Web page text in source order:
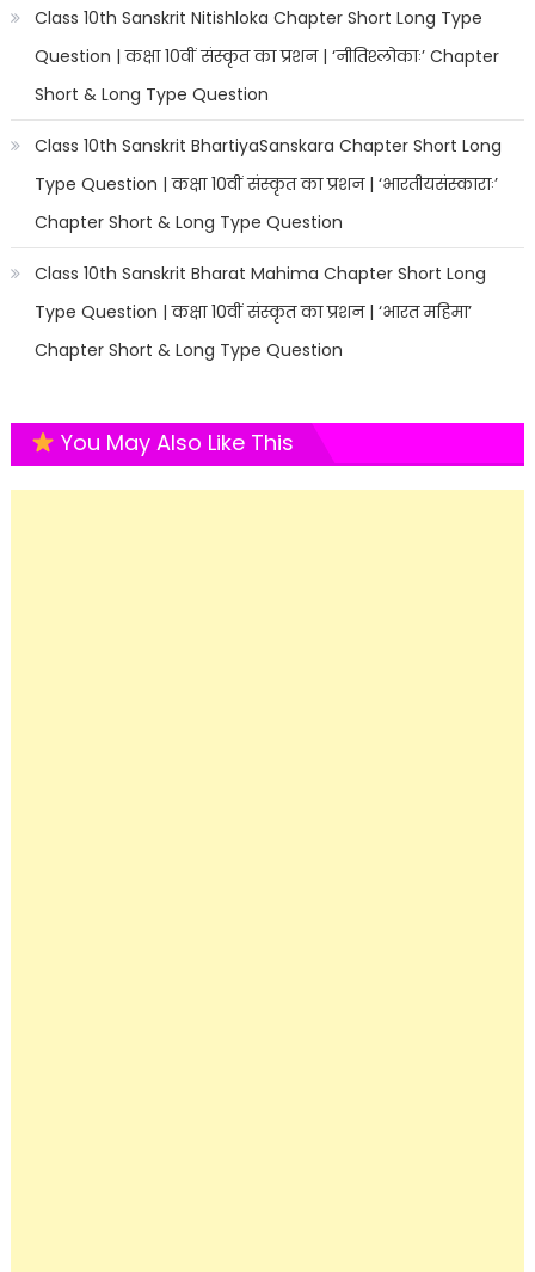
Class 10th Sanskrit Nitishloka Chapter Short Long Type
Question | कक्षा 10वीं संस्कृत का प्रशन | ‘नीतिश्लोकाः’ Chapter
Short & Long Type Question
Class 10th Sanskrit BhartiyaSanskara Chapter Short Long
Type Question | कक्षा 10वीं संस्कृत का प्रशन | ‘भारतीयसंस्काराः’
Chapter Short & Long Type Question
Class 10th Sanskrit Bharat Mahima Chapter Short Long
Type Question | कक्षा 10वीं संस्कृत का प्रशन | ‘भारत महिमा’
Chapter Short & Long Type Question
You May Also Like This